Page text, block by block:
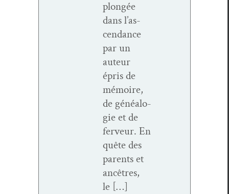
plongée
dans l’as­
cen­dance
par un
auteur
épris de
mémoire,
de généalo­
gie et de
fer­veur. En
quête des
par­ents et
ancêtres,
le […]